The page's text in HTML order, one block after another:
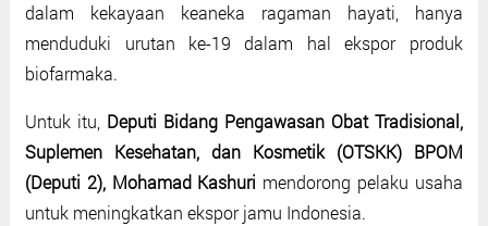
dalam kekayaan keaneka ragaman hayati, hanya
menduduki urutan ke-19 dalam hal ekspor produk
biofarmaka.
Untuk itu, Deputi Bidang Pengawasan Obat Tradisional,
Suplemen Kesehatan, dan Kosmetik (OTSKK) BPOM
(Deputi 2), Mohamad Kashuri mendorong pelaku usaha
untuk meningkatkan ekspor jamu Indonesia.